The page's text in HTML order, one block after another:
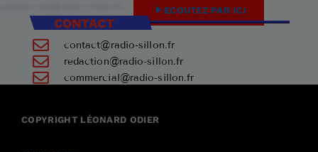
play_arrow ECOUTEZ PAR ICI
CONTACT
+33 7 45 23 74 84
contact@radio-sillon.fr
redaction@radio-sillon.fr
commercial@radio-sillon.fr
COPYRIGHT LÉONARD ODIER